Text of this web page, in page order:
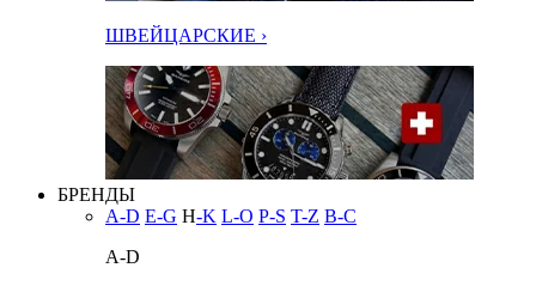
ШВЕЙЦАРСКИЕ ›
БРЕНДЫ
A-D E-G H-K L-O P-S T-Z В-С
A-D